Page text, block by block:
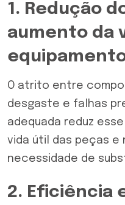
1. Redução
aumento da
O atrito entre
desgaste e falhas
adequada reduz
vida útil das peças e
necessidade de
2. Eficiência